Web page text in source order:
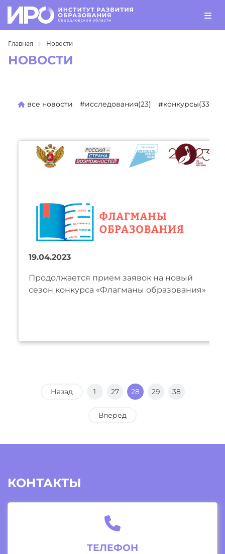
Главная Новости
НОВОСТИ
все новости #исследования(23) #конкурсы(330)
19.04.2023
Продолжается прием заявок на новый
сезон конкурса «Флагманы образования»
Назад 1 27 28 29 38
Вперед
КОНТАКТЫ
ТЕЛЕФОН